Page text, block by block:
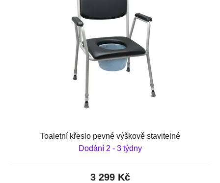
Toaletní křeslo pevné výškově stavitelné
Dodání 2 - 3 týdny
3 299 Kč